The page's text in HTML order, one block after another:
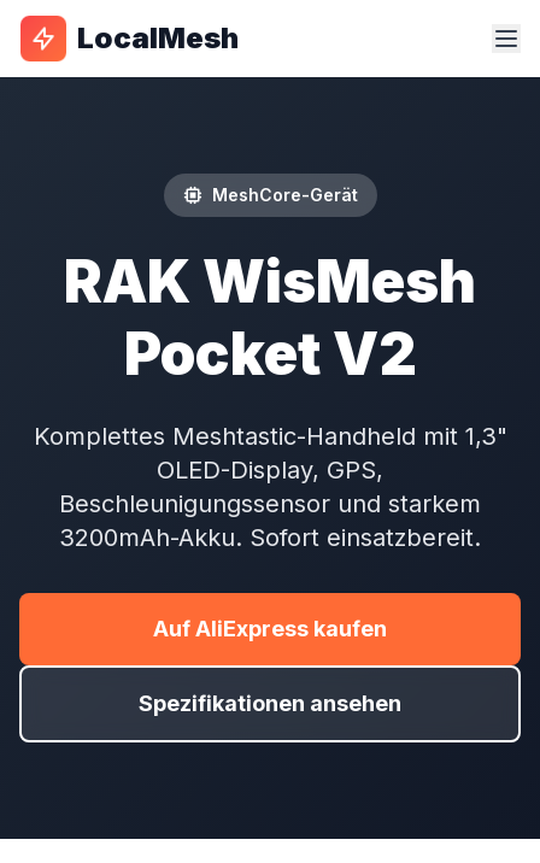
LocalMesh
MeshCore-Gerät
RAK WisMesh
Pocket V2
Komplettes Meshtastic-Handheld mit 1,3"
OLED-Display, GPS,
Beschleunigungssensor und starkem
3200mAh-Akku. Sofort einsatzbereit.
Auf AliExpress kaufen
Spezifikationen ansehen